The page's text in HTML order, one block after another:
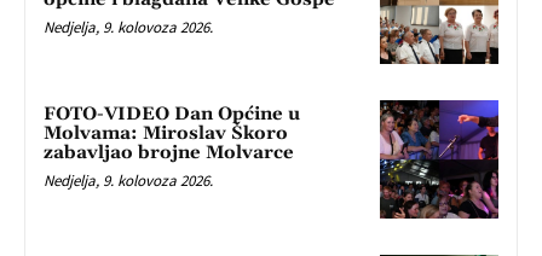
Nedjelja, 9. kolovoza 2026.
FOTO-VIDEO Dan Općine u
Molvama: Miroslav Škoro
zabavljao brojne Molvarce
Nedjelja, 9. kolovoza 2026.